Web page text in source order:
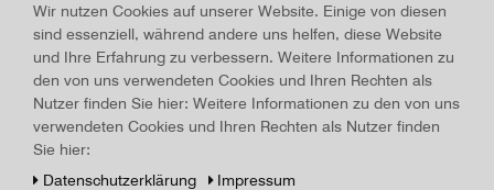
Material:Papier, Erscheinungsjahr:um 1920
Technisches
Merkmal
Beschreibung
Original-Bild "Italien - Capri" um 1920, Tempera auf Papier, mit
Fotoecken auf braunen Karton, Bildgröße 22,5 x 15,0 cm;
Wir nutzen Cookies auf unserer Website. Einige von diesen
sind essenziell, während andere uns helfen, diese Website
und Ihre Erfahrung zu verbessern. Weitere Informationen zu
den von uns verwendeten Cookies und Ihren Rechten als
Nutzer finden Sie hier: Weitere Informationen zu den von uns
verwendeten Cookies und Ihren Rechten als Nutzer finden
Sie hier:
Daten­schutz­erklärung
Impressum